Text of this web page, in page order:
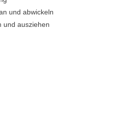
und abwickeln
und ausziehen